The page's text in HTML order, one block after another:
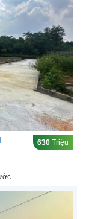
630 Triệu